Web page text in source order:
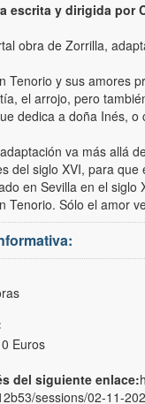
escrita y dirigida por
obra de Zorrilla,
Tenorio y sus amores
el arrojo, pero
dedica a doña Inés,
va más allá
del siglo XVI, para
en Sevilla en el
Tenorio. Sólo el amor
Euros
del siguiente enlace:
sessions/02-11-